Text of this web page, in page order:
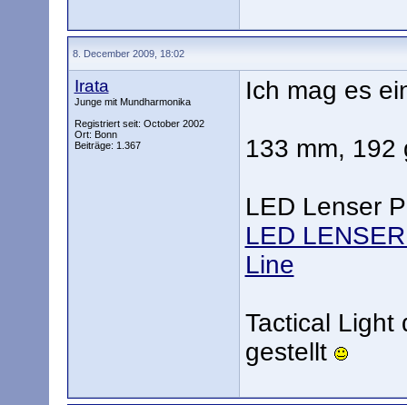
8. December 2009, 18:02
Irata
Junge mit Mundharmonika
Registriert seit: October 2002
Ort: Bonn
Beiträge: 1.367
Ich mag es
133 mm, 192
LED Lenser
LED
Line
Tactical Light
gestellt